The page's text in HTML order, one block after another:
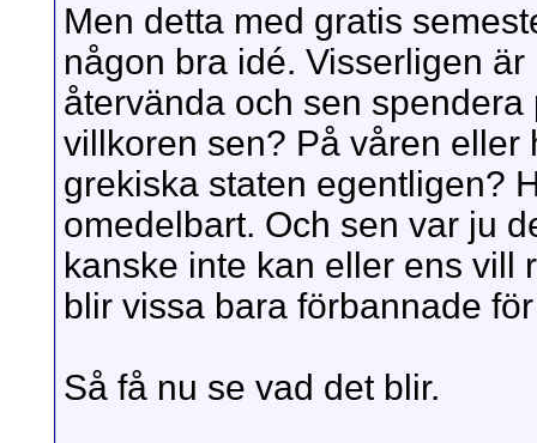
Men detta med gratis
någon bra idé. Visserligen
återvända och sen
villkoren sen? På våren eller
grekiska staten egentligen?
omedelbart. Och sen var ju
kanske inte kan eller ens vill
blir vissa bara förbannade
Så få nu se vad det blir.